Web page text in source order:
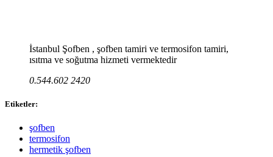
İstanbul Şofben , şofben tamiri ve termosifon tamiri,
ısıtma ve soğutma hizmeti vermektedir
0.544.602 2420
Etiketler:
şofben
termosifon
hermetik şofben